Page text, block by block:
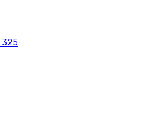
325